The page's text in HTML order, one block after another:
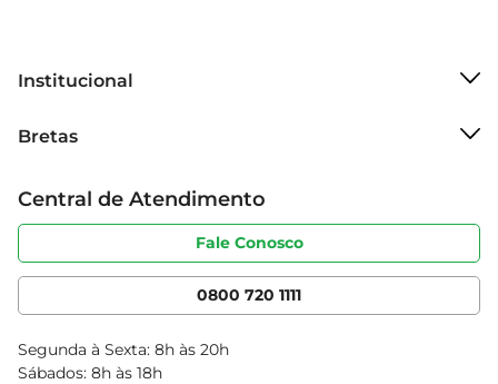
Institucional
Grupo Cencosud
Sobre privacidade
Portal do fornecedor
Cencosud Media
Bretas
Produtos Bretas
Código de ética
Serviços
Clube Bretas
Blog Bretas
Black Friday
Central de Atendimento
Fale Conosco
0800 720 1111
Segunda à Sexta: 8h às 20h
Sábados: 8h às 18h